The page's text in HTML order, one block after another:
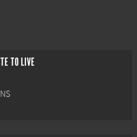
TO LIVE